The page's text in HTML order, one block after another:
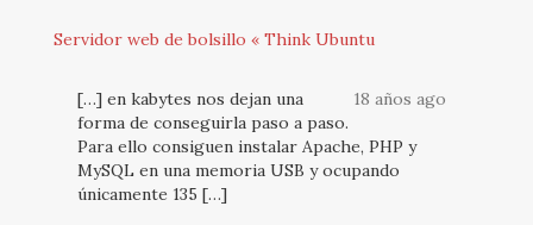
Servidor web de bolsillo « Think Ubuntu
18 años ago
[…] en kabytes nos dejan una
forma de conseguirla paso a paso.
Para ello consiguen instalar Apache, PHP y
MySQL en una memoria USB y ocupando
únicamente 135 […]